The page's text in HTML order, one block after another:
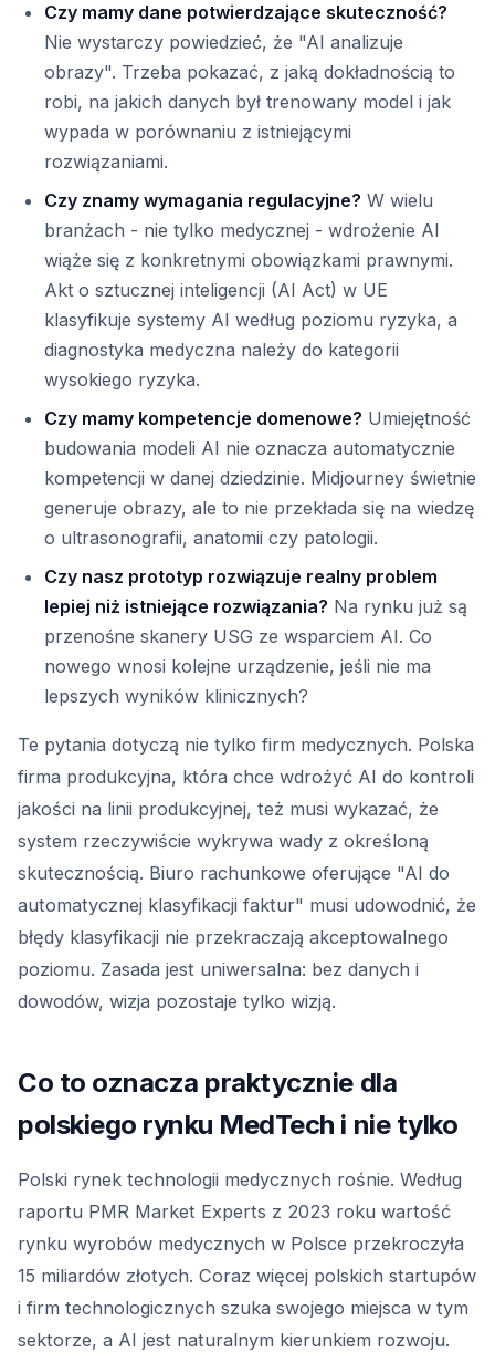
Czy mamy dane potwierdzające skuteczność?
Nie wystarczy powiedzieć, że "AI analizuje
obrazy". Trzeba pokazać, z jaką dokładnością to
robi, na jakich danych był trenowany model i jak
wypada w porównaniu z istniejącymi
rozwiązaniami.
Czy znamy wymagania regulacyjne? W wielu
branżach - nie tylko medycznej - wdrożenie AI
wiąże się z konkretnymi obowiązkami prawnymi.
Akt o sztucznej inteligencji (AI Act) w UE
klasyfikuje systemy AI według poziomu ryzyka, a
diagnostyka medyczna należy do kategorii
wysokiego ryzyka.
Czy mamy kompetencje domenowe? Umiejętność
budowania modeli AI nie oznacza automatycznie
kompetencji w danej dziedzinie. Midjourney świetnie
generuje obrazy, ale to nie przekłada się na wiedzę
o ultrasonografii, anatomii czy patologii.
Czy nasz prototyp rozwiązuje realny problem
lepiej niż istniejące rozwiązania? Na rynku już są
przenośne skanery USG ze wsparciem AI. Co
nowego wnosi kolejne urządzenie, jeśli nie ma
lepszych wyników klinicznych?
Te pytania dotyczą nie tylko firm medycznych. Polska
firma produkcyjna, która chce wdrożyć AI do kontroli
jakości na linii produkcyjnej, też musi wykazać, że
system rzeczywiście wykrywa wady z określoną
skutecznością. Biuro rachunkowe oferujące "AI do
automatycznej klasyfikacji faktur" musi udowodnić, że
błędy klasyfikacji nie przekraczają akceptowalnego
poziomu. Zasada jest uniwersalna: bez danych i
dowodów, wizja pozostaje tylko wizją.
Co to oznacza praktycznie dla
polskiego rynku MedTech i nie tylko
Polski rynek technologii medycznych rośnie. Według
raportu PMR Market Experts z 2023 roku wartość
rynku wyrobów medycznych w Polsce przekroczyła
15 miliardów złotych. Coraz więcej polskich startupów
i firm technologicznych szuka swojego miejsca w tym
sektorze, a AI jest naturalnym kierunkiem rozwoju.